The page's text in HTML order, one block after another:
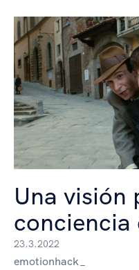
Una visión
23.3.2022
emotionhack_